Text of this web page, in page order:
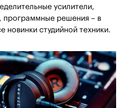
усилители,
программные решения – в
новинки студийной техники.